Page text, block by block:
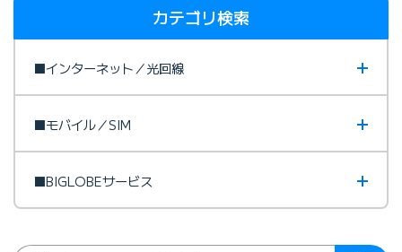
カテゴリ検索
■インターネット／光回線
■モバイル／SIM
■BIGLOBEサービス